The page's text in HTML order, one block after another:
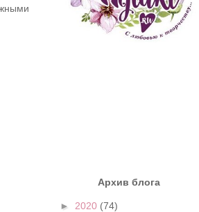
Архив блога
► 2020 (74)